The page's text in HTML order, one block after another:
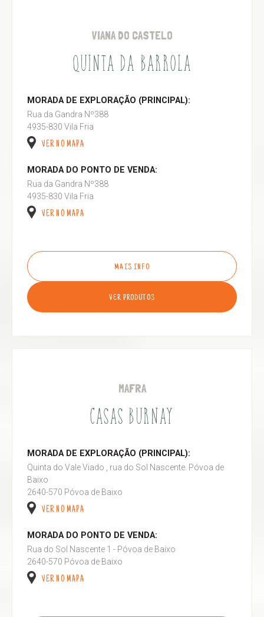
VIANA DO CASTELO
QUINTA DA BARROLA
MORADA DE EXPLORAÇÃO (PRINCIPAL):
Rua da Gandra Nº388
4935-830 Vila Fria
VER NO MAPA
MORADA DO PONTO DE VENDA:
Rua da Gandra Nº388
4935-830 Vila Fria
VER NO MAPA
MAIS INFO
VER PRODUTOS
MAFRA
CASAS BURNAY
MORADA DE EXPLORAÇÃO (PRINCIPAL):
Quinta do Vale Viado , rua do Sol Nascente. Póvoa de
Baixo
2640-570 Póvoa de Baixo
VER NO MAPA
MORADA DO PONTO DE VENDA:
Rua do Sol Nascente 1 - Póvoa de Baixo
2640-570 Póvoa de Baixo
VER NO MAPA